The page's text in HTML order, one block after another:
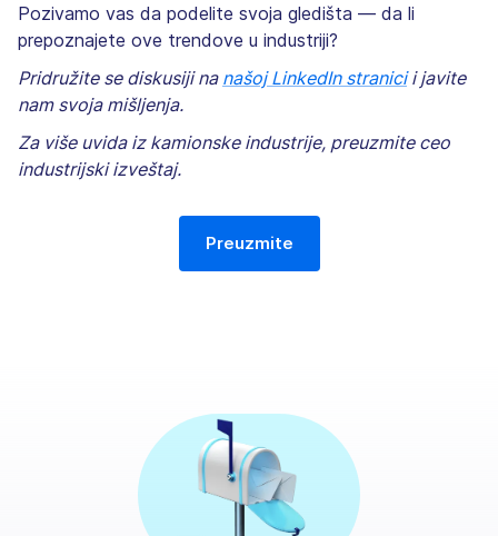
Pozivamo vas da podelite svoja gledišta — da li
prepoznajete ove trendove u industriji?
Pridružite se diskusiji na našoj LinkedIn stranicii javite
nam svoja mišljenja.
Za više uvida iz kamionske industrije, preuzmite ceo
industrijski izveštaj.
Preuzmite